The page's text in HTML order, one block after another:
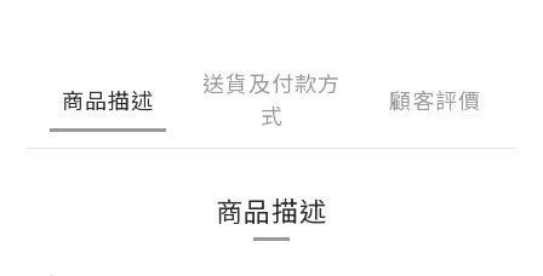
商品描述
送貨及付款方
式
顧客評價
商品描述